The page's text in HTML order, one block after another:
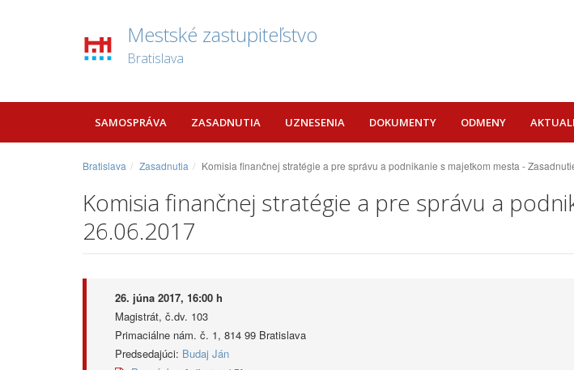
Mestské zastupiteľstvo
Bratislava
SAMOSPRÁVA ZASADNUTIA UZNESENIA DOKUMENTY ODMENY
Bratislava Zasadnutia Komisia finančnej stratégie a pre správu a podnikanie s majetkom mesta -
Komisia finančnej stratégie a pre správu a
26.06.2017
26. júna 2017, 16:00 h
Magistrát, č.dv. 103
Primaciálne nám. č. 1, 814 99 Bratislava
Predsedajúci: Budaj Ján